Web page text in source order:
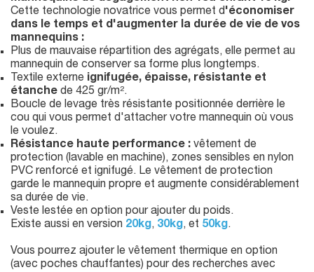
Cette technologie novatrice vous permet d'économiser
dans le temps et d'augmenter la durée de vie de vos
mannequins :
Plus de mauvaise répartition des agrégats, elle permet au
mannequin de conserver sa forme plus longtemps.
Textile externe ignifugée, épaisse, résistante et
étanche de 425 gr/m².
Boucle de levage très résistante positionnée derrière le
cou qui vous permet d'attacher votre mannequin où vous
le voulez.
Résistance haute performance : vêtement de
protection (lavable en machine), zones sensibles en nylon
PVC renforcé et ignifugé. Le vêtement de protection
garde le mannequin propre et augmente considérablement
sa durée de vie.
Veste lestée en option pour ajouter du poids.
Existe aussi en version 20kg, 30kg, et 50kg.
Vous pourrez ajouter le vêtement thermique en option
(avec poches chauffantes) pour des recherches avec